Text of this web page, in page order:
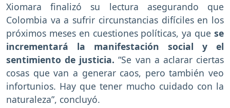
Xiomara finalizó su lectura asegurando que
Colombia va a sufrir circunstancias difíciles en los
próximos meses en cuestiones políticas, ya que se
incrementará la manifestación social y el
sentimiento de justicia. “Se van a aclarar ciertas
cosas que van a generar caos, pero también veo
infortunios. Hay que tener mucho cuidado con la
naturaleza”, concluyó.